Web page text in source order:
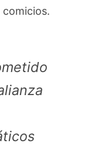
comicios.